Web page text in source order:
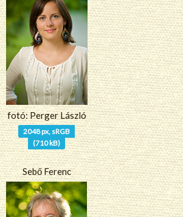
fotó: Perger László
2048 px, sRGB
(710 kB)
Sebő Ferenc